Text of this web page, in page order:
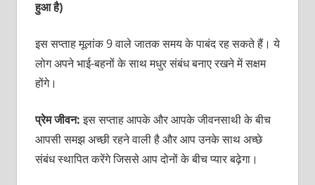
हुआ है)
इस सप्‍ताह मूलांक 9 वाले जातक समय के पाबंद रह सकते हैं। ये
लोग अपने भाई-बहनों के साथ मधुर संबंध बनाए रखने में सक्षम
होंगे।
प्रेम जीवन:इस सप्‍ताह आपके और आपके जीवनसाथी के बीच
आपसी समझ अच्‍छी रहने वाली है और आप उनके साथ अच्‍छे
संबंध स्‍थापित करेंगे जिससे आप दोनों के बीच प्‍यार बढ़ेगा।